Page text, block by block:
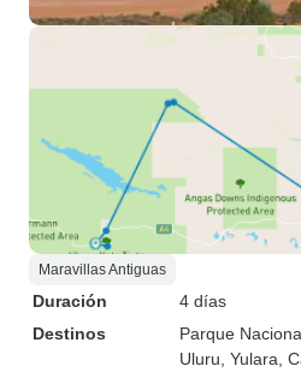
Maravillas Antiguas
Duración
4 días
Destinos
Parque
Uluru , Yulara ,